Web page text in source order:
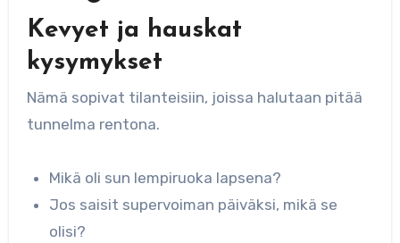
Kevyet ja hauskat
kysymykset
Nämä sopivat tilanteisiin, joissa halutaan pitää
tunnelma rentona.
Mikä oli sun lempiruoka lapsena?
Jos saisit supervoiman päiväksi, mikä se
olisi?